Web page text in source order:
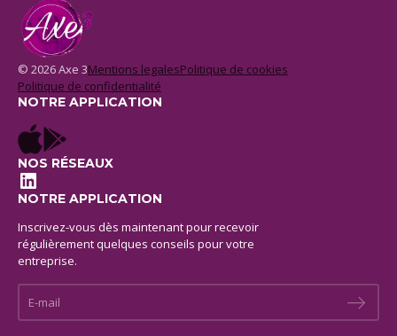
© 2026 Axe 3Mentions legalesPolitique de cookies
Politique de confidentialité
NOTRE APPLICATION
NOS RÉSEAUX
LinkedIn
NOTRE APPLICATION
Inscrivez-vous dès maintenant pour recevoir
régulièrement quelques conseils pour votre
entreprise.